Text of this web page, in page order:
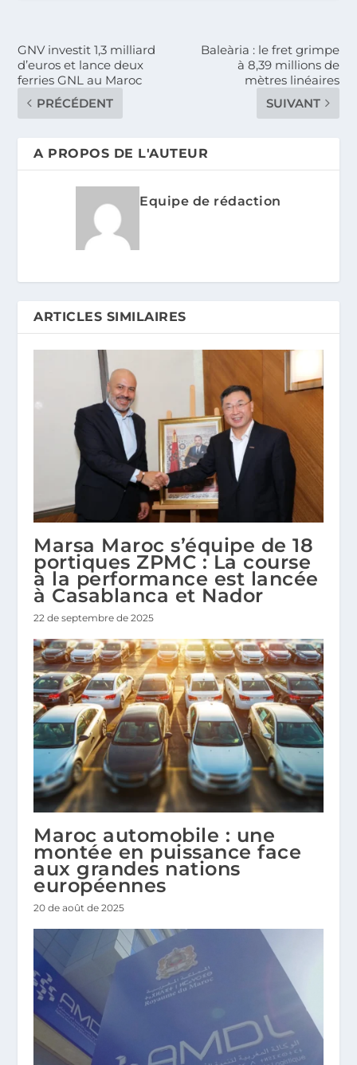
GNV investit 1,3 milliard
d’euros et lance deux
ferries GNL au Maroc
PRÉCÉDENT
Baleària : le fret grimpe
à 8,39 millions de
mètres linéaires
SUIVANT
A PROPOS DE L'AUTEUR
Equipe de rédaction
ARTICLES SIMILAIRES
Marsa Maroc s’équipe de 18
portiques ZPMC : La course
à la performance est lancée
à Casablanca et Nador
22 de septembre de 2025
Maroc automobile : une
montée en puissance face
aux grandes nations
européennes
20 de août de 2025